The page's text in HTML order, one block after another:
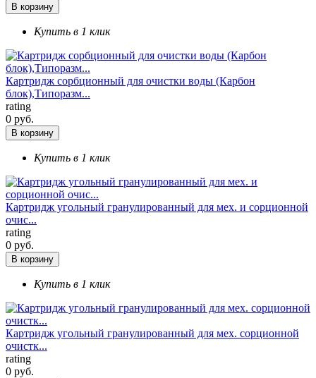
В корзину
Купить в 1 клик
Картридж сорбционный для очистки воды (Карбон
блок),Типоразм...
rating
0 руб.
В корзину
Купить в 1 клик
Картридж угольный гранулированный для мех. и сорционной
очис...
rating
0 руб.
В корзину
Купить в 1 клик
Картридж угольный гранулированный для мех. сорционной
очистк...
rating
0 руб.